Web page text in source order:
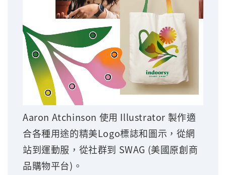
Aaron Atchinson 使用 Illustrator 製作適
合各種用途的精美Logo標誌和圖示，從網
站到運動服，從社群到 SWAG (美國原創商
品購物平台)。